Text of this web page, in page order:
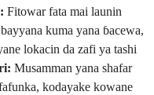
Fitowar fata mai launin
kuma yana ɓacewa,
lokacin da zafi ya tashi
Musamman yana shafar
kodayake kowane